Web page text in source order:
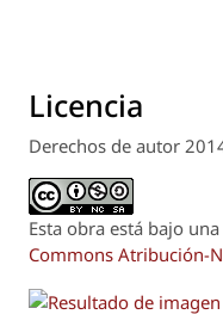
Licencia
Derechos de autor
Esta obra está bajo
Commons Atribución-